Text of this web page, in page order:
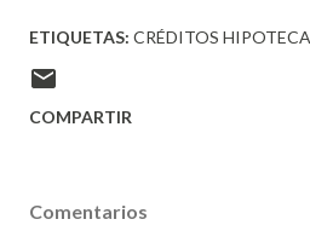
ETIQUETAS: CRÉDITOS
COMPARTIR
Comentarios